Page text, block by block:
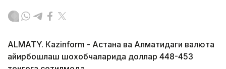
ALMATY. Кazinform - Астана ва Алматидаги валюта
айирбошлаш шохобчаларида доллар 448-453